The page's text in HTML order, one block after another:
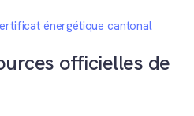
énergétique cantonal
officielles de